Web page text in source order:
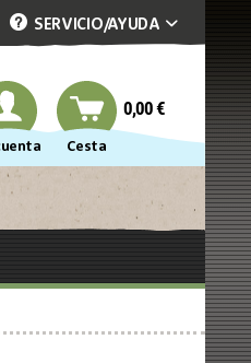
spanisch
SERVICIO/AYUDA
Cesta
0,00 €